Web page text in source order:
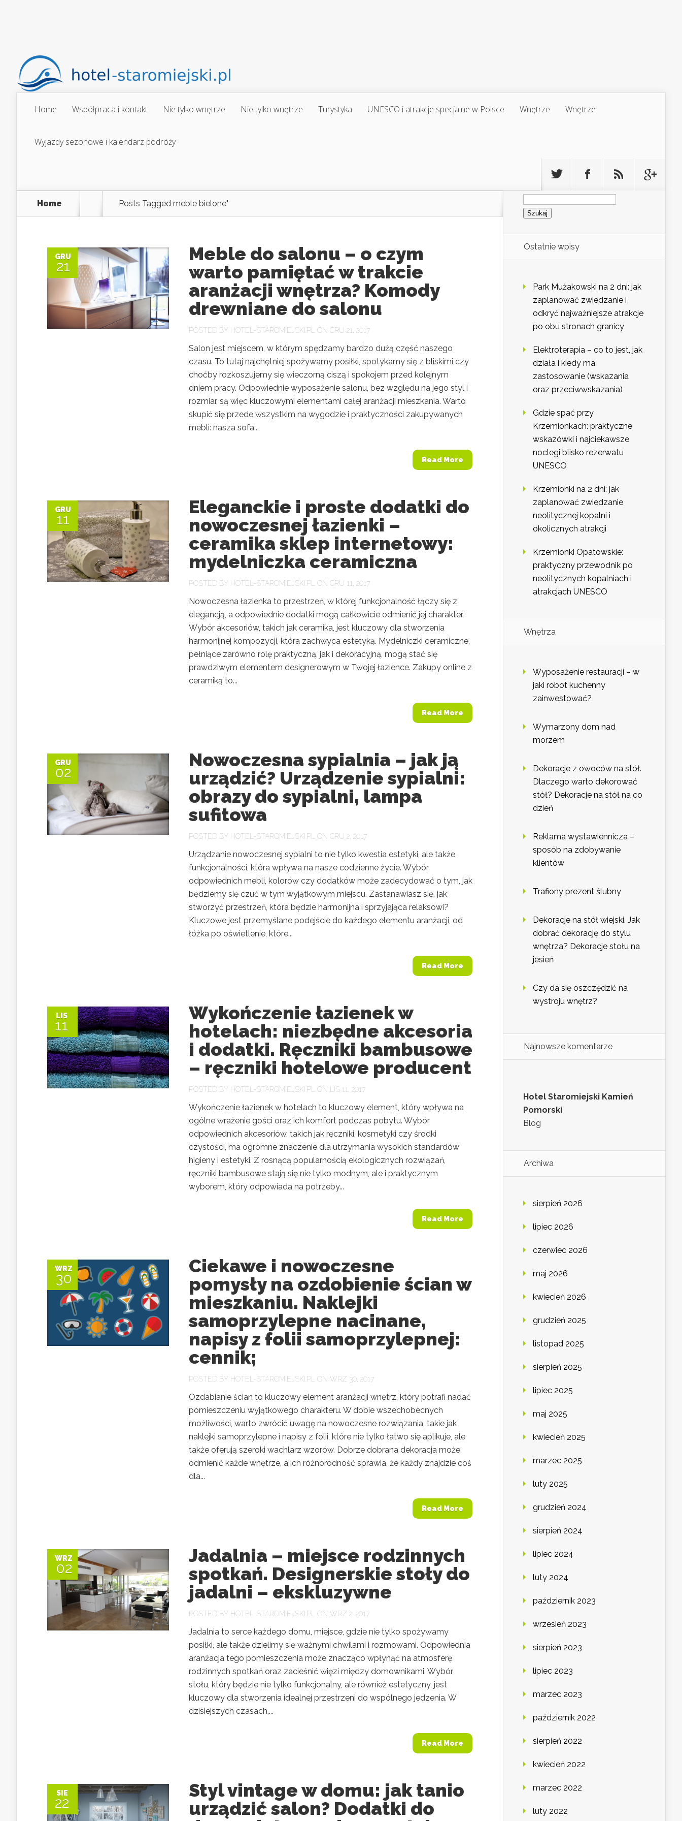
Home Współpraca i kontakt Nie tylko wnętrze Nie tylko wnętrze Turystyka UNESCO i atrakcje specjalne w Polsce Wnętrze Wnętrze
Wyjazdy sezonowe i kalendarz podróży
Home Posts Tagged meble bielone"
GRU
21
Meble do salonu – o czym
warto pamiętać w trakcie
aranżacji wnętrza? Komody
drewniane do salonu
POSTED BY HOTEL-STAROMIEJSKI.PL ON GRU 21, 2017
Salon jest miejscem, w którym spędzamy bardzo dużą część naszego
czasu. To tutaj najchętniej spożywamy posiłki, spotykamy się z bliskimi czy
choćby rozkoszujemy się wieczorną ciszą i spokojem przed kolejnym
dniem pracy. Odpowiednie wyposażenie salonu, bez względu na jego styl i
rozmiar, są więc kluczowymi elementami całej aranżacji mieszkania. Warto
skupić się przede wszystkim na wygodzie i praktyczności zakupywanych
mebli: nasza sofa...
Read More
GRU
11
Eleganckie i proste dodatki do
nowoczesnej łazienki –
ceramika sklep internetowy:
mydelniczka ceramiczna
POSTED BY HOTEL-STAROMIEJSKI.PL ON GRU 11, 2017
Nowoczesna łazienka to przestrzeń, w której funkcjonalność łączy się z
elegancją, a odpowiednie dodatki mogą całkowicie odmienić jej charakter.
Wybór akcesoriów, takich jak ceramika, jest kluczowy dla stworzenia
harmonijnej kompozycji, która zachwyca estetyką. Mydelniczki ceramiczne,
pełniące zarówno rolę praktyczną, jak i dekoracyjną, mogą stać się
prawdziwym elementem designerowym w Twojej łazience. Zakupy online z
ceramiką to...
Read More
GRU
02
Nowoczesna sypialnia – jak ją
urządzić? Urządzenie sypialni:
obrazy do sypialni, lampa
sufitowa
POSTED BY HOTEL-STAROMIEJSKI.PL ON GRU 2, 2017
Urządzanie nowoczesnej sypialni to nie tylko kwestia estetyki, ale także
funkcjonalności, która wpływa na nasze codzienne życie. Wybór
odpowiednich mebli, kolorów czy dodatków może zadecydować o tym, jak
będziemy się czuć w tym wyjątkowym miejscu. Zastanawiasz się, jak
stworzyć przestrzeń, która będzie harmonijna i sprzyjająca relaksowi?
Kluczowe jest przemyślane podejście do każdego elementu aranżacji, od
łóżka po oświetlenie, które...
Read More
LIS
11
Wykończenie łazienek w
hotelach: niezbędne akcesoria
i dodatki. Ręczniki bambusowe
– ręczniki hotelowe producent
POSTED BY HOTEL-STAROMIEJSKI.PL ON LIS 11, 2017
Wykończenie łazienek w hotelach to kluczowy element, który wpływa na
ogólne wrażenie gości oraz ich komfort podczas pobytu. Wybór
odpowiednich akcesoriów, takich jak ręczniki, kosmetyki czy środki
czystości, ma ogromne znaczenie dla utrzymania wysokich standardów
higieny i estetyki. Z rosnącą popularnością ekologicznych rozwiązań,
ręczniki bambusowe stają się nie tylko modnym, ale i praktycznym
wyborem, który odpowiada na potrzeby...
Read More
WRZ
30
Ciekawe i nowoczesne
pomysły na ozdobienie ścian w
mieszkaniu. Naklejki
samoprzylepne nacinane,
napisy z folii samoprzylepnej:
cennik;
POSTED BY HOTEL-STAROMIEJSKI.PL ON WRZ 30, 2017
Ozdabianie ścian to kluczowy element aranżacji wnętrz, który potrafi nadać
pomieszczeniu wyjątkowego charakteru. W dobie wszechobecnych
możliwości, warto zwrócić uwagę na nowoczesne rozwiązania, takie jak
naklejki samoprzylepne i napisy z folii, które nie tylko łatwo się aplikuje, ale
także oferują szeroki wachlarz wzorów. Dobrze dobrana dekoracja może
odmienić każde wnętrze, a ich różnorodność sprawia, że każdy znajdzie coś
dla...
Read More
WRZ
02
Jadalnia – miejsce rodzinnych
spotkań. Designerskie stoły do
jadalni – ekskluzywne
POSTED BY HOTEL-STAROMIEJSKI.PL ON WRZ 2, 2017
Jadalnia to serce każdego domu, miejsce, gdzie nie tylko spożywamy
posiłki, ale także dzielimy się ważnymi chwilami i rozmowami. Odpowiednia
aranżacja tego pomieszczenia może znacząco wpłynąć na atmosferę
rodzinnych spotkań oraz zacieśnić więzi między domownikami. Wybór
stołu, który będzie nie tylko funkcjonalny, ale również estetyczny, jest
kluczowy dla stworzenia idealnej przestrzeni do wspólnego jedzenia. W
dzisiejszych czasach,...
Read More
SIE
22
Styl vintage w domu: jak tanio
urządzić salon? Dodatki do
Szukaj:
Ostatnie wpisy
Park Mużakowski na 2 dni: jak
zaplanować zwiedzanie i
odkryć najważniejsze atrakcje
po obu stronach granicy
Elektroterapia – co to jest, jak
działa i kiedy ma
zastosowanie (wskazania
oraz przeciwwskazania)
Gdzie spać przy
Krzemionkach: praktyczne
wskazówki i najciekawsze
noclegi blisko rezerwatu
UNESCO
Krzemionki na 2 dni: jak
zaplanować zwiedzanie
neolitycznej kopalni i
okolicznych atrakcji
Krzemionki Opatowskie:
praktyczny przewodnik po
neolitycznych kopalniach i
atrakcjach UNESCO
Wnętrza
Wyposażenie restauracji – w
jaki robot kuchenny
zainwestować?
Wymarzony dom nad
morzem
Dekoracje z owoców na stół.
Dlaczego warto dekorować
stół? Dekoracje na stół na co
dzień
Reklama wystawiennicza –
sposób na zdobywanie
klientów
Trafiony prezent ślubny
Dekoracje na stół wiejski. Jak
dobrać dekorację do stylu
wnętrza? Dekoracje stołu na
jesień
Czy da się oszczędzić na
wystroju wnętrz?
Najnowsze komentarze
Hotel Staromiejski Kamień
Pomorski
Blog
Archiwa
sierpień 2026
lipiec 2026
czerwiec 2026
maj 2026
kwiecień 2026
grudzień 2025
listopad 2025
sierpień 2025
lipiec 2025
maj 2025
kwiecień 2025
marzec 2025
luty 2025
grudzień 2024
sierpień 2024
lipiec 2024
luty 2024
październik 2023
wrzesień 2023
sierpień 2023
lipiec 2023
marzec 2023
październik 2022
sierpień 2022
kwiecień 2022
marzec 2022
luty 2022